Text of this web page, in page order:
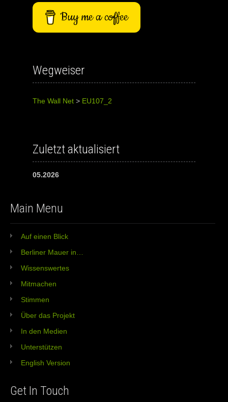
Buy me a coffee
Wegweiser
The Wall Net > EU107_2
Zuletzt aktualisiert
05.2026
Main Menu
Auf einen Blick
Berliner Mauer in…
Wissenswertes
Mitmachen
Stimmen
Über das Projekt
In den Medien
Unterstützen
English Version
Get In Touch